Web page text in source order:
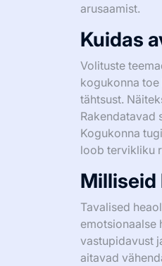
arusaamist.
Kuidas
Volituste
kogukonna toe
tähtsust.
Rakendatavad
Kogukonna
loob tervikliku
Milliseid
Tavalised
emotsionaalse
vastupidavust
aitavad